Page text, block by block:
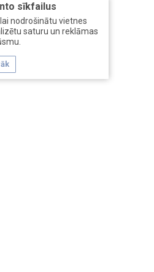
sīkfailus
nodrošinātu vietnes
saturu un reklāmas